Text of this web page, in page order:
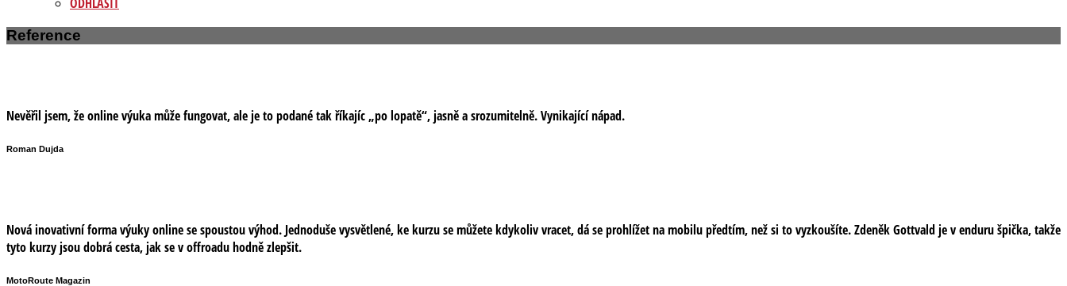
ODHLÁSIT
Reference
Nevěřil jsem, že online výuka může fungovat, ale je to podané tak říkajíc „po lopatě“, jasně a srozumitelně. Vynikající nápad.
Roman Dujda
Nová inovativní forma výuky online se spoustou výhod. Jednoduše vysvětlené, ke kurzu se můžete kdykoliv vracet, dá se prohlížet na mobilu předtím, než si to vyzkoušíte. Zdeněk Gottvald je v enduru špička, takže
tyto kurzy jsou dobrá cesta, jak se v offroadu hodně zlepšit.
MotoRoute Magazin